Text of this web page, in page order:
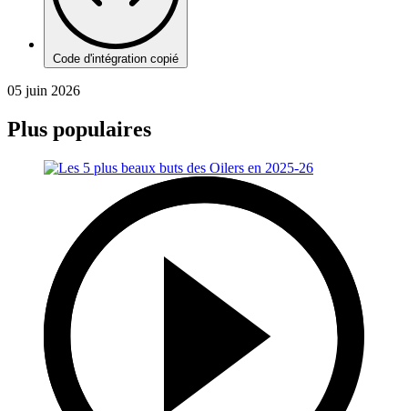
Code d'intégration copié
05 juin 2026
Plus populaires